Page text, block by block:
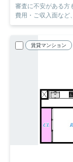
審査に不安がある方も、
費用・ご収入面など
賃貸マンション